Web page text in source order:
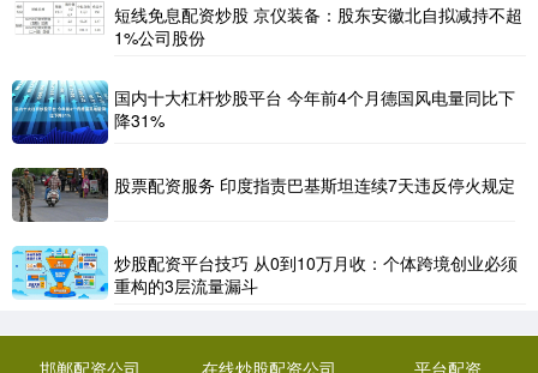
短线免息配资炒股 京仪装备：股东安徽北自拟减持不超
1%公司股份
国内十大杠杆炒股平台 今年前4个月德国风电量同比下
降31%
股票配资服务 印度指责巴基斯坦连续7天违反停火规定
炒股配资平台技巧 从0到10万月收：个体跨境创业必须
重构的3层流量漏斗
邯郸配资公司 在线炒股配资公司 平台配资